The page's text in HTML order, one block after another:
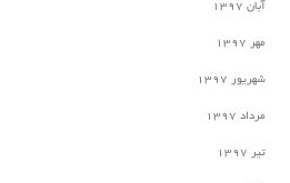
آبان ۱۳۹۷
مهر ۱۳۹۷
شهریور ۱۳۹۷
مرداد ۱۳۹۷
تیر ۱۳۹۷